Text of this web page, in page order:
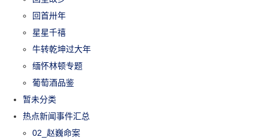
回首卅年
星星千禧
牛转乾坤过大年
缅怀林顿专题
葡萄酒品鉴
暂未分类
热点新闻事件汇总
02_赵巍命案